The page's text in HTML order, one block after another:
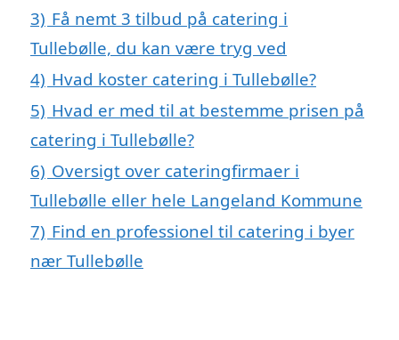
3) Få nemt 3 tilbud på catering i
Tullebølle, du kan være tryg ved
4) Hvad koster catering i Tullebølle?
5) Hvad er med til at bestemme prisen på
catering i Tullebølle?
6) Oversigt over cateringfirmaer i
Tullebølle eller hele Langeland Kommune
7) Find en professionel til catering i byer
nær Tullebølle